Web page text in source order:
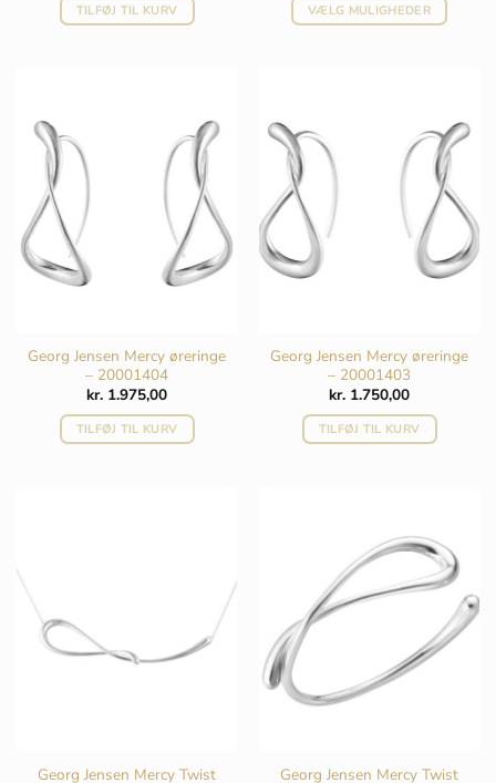
TILFØJ TIL KURV VÆLG MULIGHEDER
varianter.
Mulighederne
varesiden
Georg Jensen Mercy øreringe
– 20001404
kr. 1.975,00
TILFØJ TIL KURV
Georg Jensen Mercy øreringe
– 20001403
kr. 1.750,00
TILFØJ TIL KURV
Georg Jensen Mercy Twist Georg Jensen Mercy Twist